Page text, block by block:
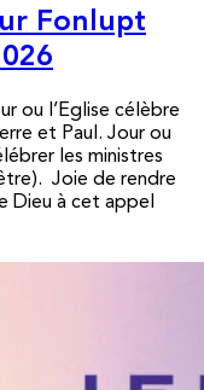
Fonlupt
ou l’Eglise célèbre
et Paul. Jour ou
les ministres
Joie de rendre
Dieu à cet appel